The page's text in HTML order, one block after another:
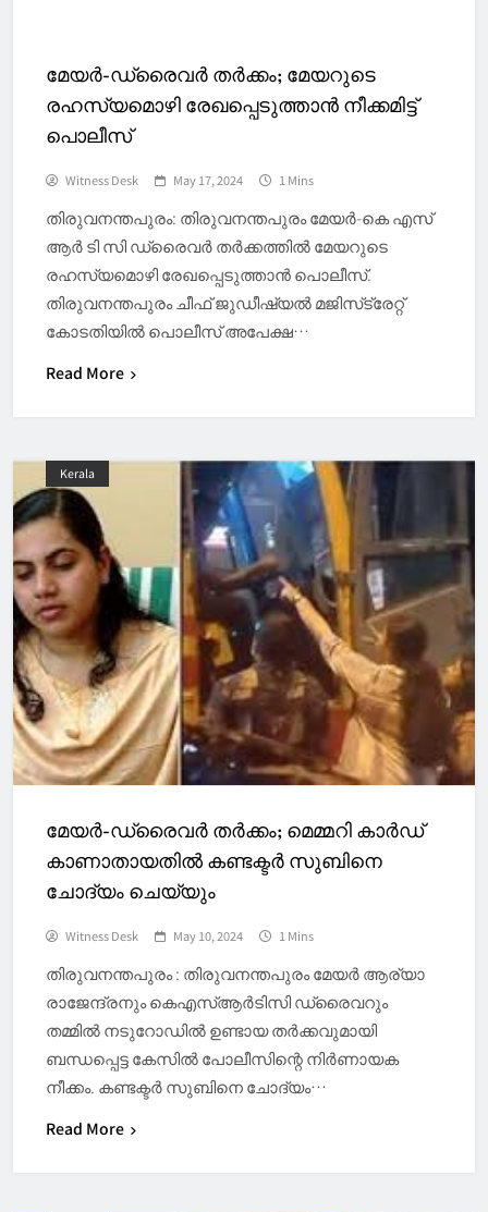
മേയർ-ഡ്രൈവർ തർക്കം; മേയറുടെ
രഹസ്യമൊഴി രേഖപ്പെടുത്താൻ നീക്കമിട്ട്
പൊലീസ്
Witness Desk May 17, 2024 1 Mins
തിരുവനന്തപുരം: തിരുവനന്തപുരം മേയർ-കെ എസ്
ആർ ടി സി ഡ്രെെവർ തർക്കത്തിൽ മേയറുടെ
രഹസ്യമൊഴി രേഖപ്പെടുത്താൻ പൊലീസ്.
തിരുവനന്തപുരം ചീഫ് ജുഡീഷ്യൽ മജിസ്‌ട്രേറ്റ്
കോടതിയിൽ പൊലീസ് അപേക്ഷ…
Read More
Kerala
മേയർ-ഡ്രൈവർ തർക്കം; മെമ്മറി കാർഡ്
കാണാതായതിൽ കണ്ടക്ടർ സുബിനെ
ചോദ്യം ചെയ്യും
Witness Desk May 10, 2024 1 Mins
തിരുവനന്തപുരം : തിരുവനന്തപുരം മേയർ ആര്യാ
രാജേന്ദ്രനും കെഎസ്ആർടിസി ഡ്രൈവറും
തമ്മിൽ നടുറോഡിൽ ഉണ്ടായ തർക്കവുമായി
ബന്ധപ്പെട്ട കേസിൽ പോലീസിന്റെ നിർണായക
നീക്കം. കണ്ടക്ടര്‍ സുബിനെ ചോദ്യം…
Read More